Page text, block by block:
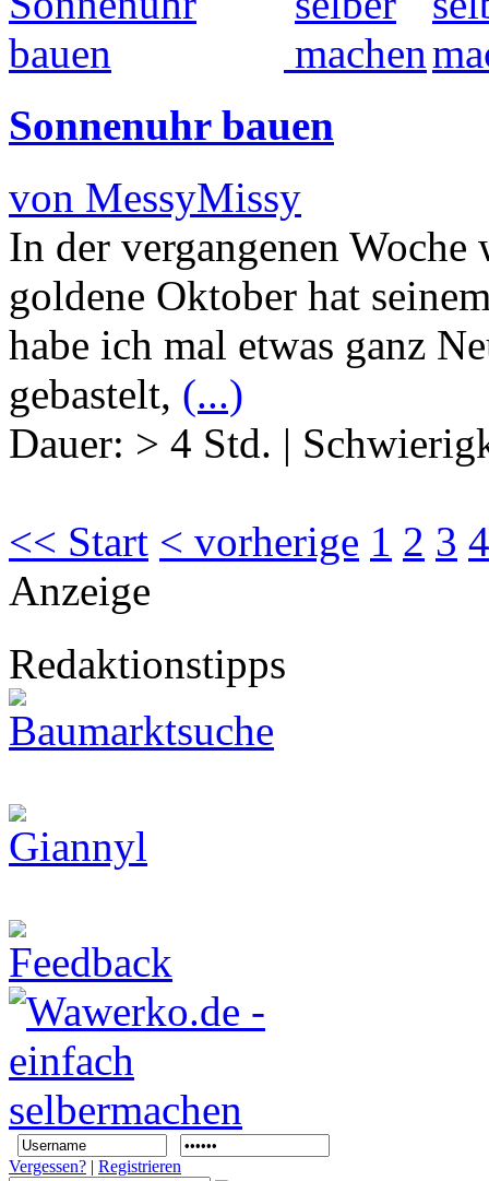
Sonnenuhr bauen
von MessyMissy
In der vergangenen
goldene Oktober hat
habe ich mal etwas ganz
gebastelt, (...)
Dauer: > 4 Std. |
<< Start < vorherige 1 2 3 4
Anzeige
Redaktionstipps
Vergessen? | Registrieren